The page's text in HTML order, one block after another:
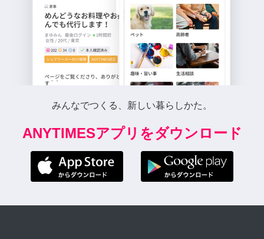
みんなでつくる、新しい暮らしかた。
ANYTIMESアプリをダウンロード